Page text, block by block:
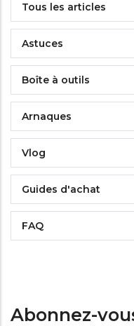
Tous les articles
Astuces
Boîte à outils
Arnaques
Vlog
Guides d'achat
FAQ
Abonnez-